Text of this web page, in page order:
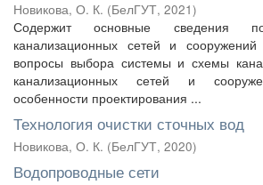
Новикова, О. К. (БелГУТ, 2021)
Содержит основные сведения по
канализационных сетей и
вопросы выбора системы и схемы
канализационных сетей и
особенности проектирования ...
Технология очистки сточных вод
Новикова, О. К. (БелГУТ, 2020)
Водопроводные сети